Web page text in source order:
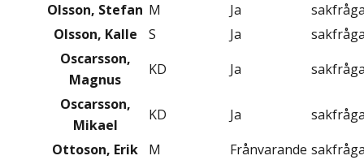
Olsson, Stefan M Ja
Olsson, Kalle
S Ja
Oscarsson,
Magnus
KD Ja
Oscarsson,
Mikael
KD Ja
Ottoson, Erik
M Frånvarande